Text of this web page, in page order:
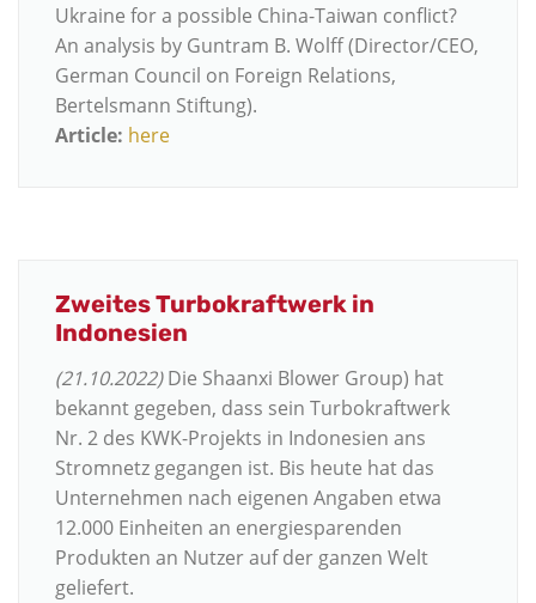
Ukraine for a possible China-Taiwan conflict?
An analysis by Guntram B. Wolff (Director/CEO,
German Council on Foreign Relations,
Bertelsmann Stiftung).
Article: here
Zweites Turbokraftwerk in
Indonesien
(21.10.2022)Die Shaanxi Blower Group) hat
bekannt gegeben, dass sein Turbokraftwerk
Nr. 2 des KWK-Projekts in Indonesien ans
Stromnetz gegangen ist. Bis heute hat das
Unternehmen nach eigenen Angaben etwa
12.000 Einheiten an energiesparenden
Produkten an Nutzer auf der ganzen Welt
geliefert.